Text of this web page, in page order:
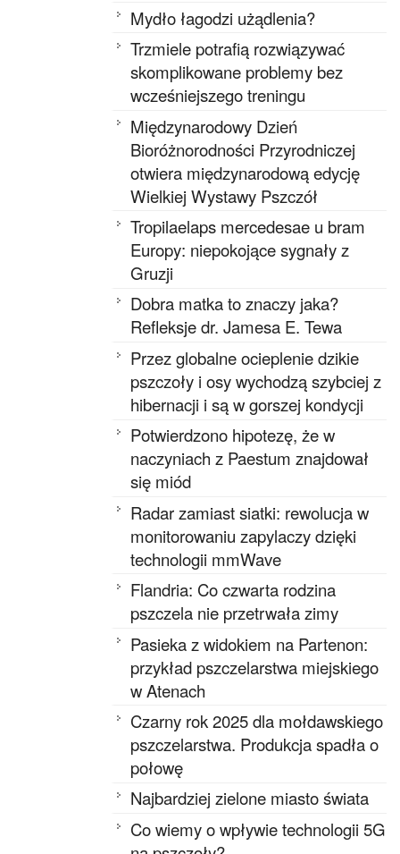
Mydło łagodzi użądlenia?
Trzmiele potrafią rozwiązywać
skomplikowane problemy bez
wcześniejszego treningu
Międzynarodowy Dzień
Bioróżnorodności Przyrodniczej
otwiera międzynarodową edycję
Wielkiej Wystawy Pszczół
Tropilaelaps mercedesae u bram
Europy: niepokojące sygnały z
Gruzji
Dobra matka to znaczy jaka?
Refleksje dr. Jamesa E. Tewa
Przez globalne ocieplenie dzikie
pszczoły i osy wychodzą szybciej z
hibernacji i są w gorszej kondycji
Potwierdzono hipotezę, że w
naczyniach z Paestum znajdował
się miód
Radar zamiast siatki: rewolucja w
monitorowaniu zapylaczy dzięki
technologii mmWave
Flandria: Co czwarta rodzina
pszczela nie przetrwała zimy
Pasieka z widokiem na Partenon:
przykład pszczelarstwa miejskiego
w Atenach
Czarny rok 2025 dla mołdawskiego
pszczelarstwa. Produkcja spadła o
połowę
Najbardziej zielone miasto świata
Co wiemy o wpływie technologii 5G